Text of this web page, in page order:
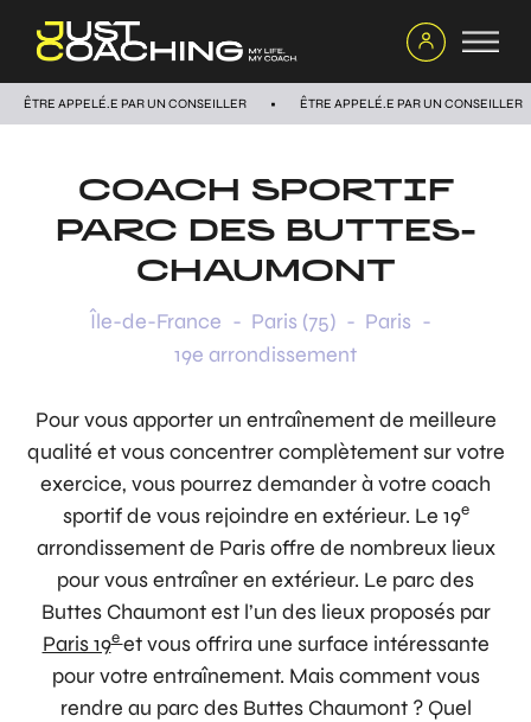
ÊTRE APPELÉ.E PAR UN CONSEILLER ÊTRE APPELÉ.E PAR UN CONSEILLER
COACH SPORTIF
PARC DES BUTTES-
CHAUMONT
Île-de-France - Paris (75) - Paris -
19e arrondissement
Pour vous apporter un entraînement de meilleure
qualité et vous concentrer complètement sur votre
exercice, vous pourrez demander à votre coach
sportif de vous rejoindre en extérieur. Le 19e
arrondissement de Paris offre de nombreux lieux
pour vous entraîner en extérieur. Le parc des
Buttes Chaumont est l’un des lieux proposés par
Paris 19eet vous offrira une surface intéressante
pour votre entraînement. Mais comment vous
rendre au parc des Buttes Chaumont ? Quel